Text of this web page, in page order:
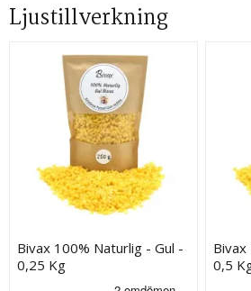
Ljustillverkning
Bivax 100% Naturlig - Gul -
0,25 Kg
0,5